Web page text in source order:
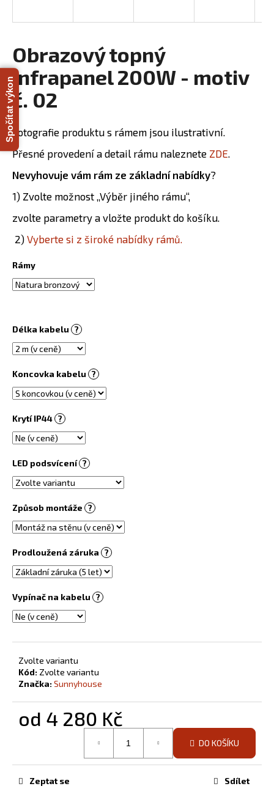
Obrazový topný
infrapanel 200W - motiv
č. 02
Fotografie produktu s rámem jsou ilustrativní.
Přesné provedení a detail rámu naleznete ZDE.
Nevyhovuje vám rám ze základní nabídky?
1) Zvolte možnost „Výběr jiného rámu“,
zvolte parametry a vložte produkt do košíku.
2) Vyberte si z široké nabídky rámů.
Rámy
Délka kabelu ?
Koncovka kabelu ?
Krytí IP44 ?
LED podsvícení ?
Způsob montáže ?
Prodloužená záruka ?
Vypínač na kabelu ?
Zvolte variantu
Kód: Zvolte variantu
Značka:Sunnyhouse
od 4 280 Kč
DO KOŠÍKU
Zeptat se Sdílet
í
t
?
D
p
o
u
č
u
m
e
OBRAZOVÝ
TOPNÝ
INFRAPANEL
-
MOTIV
Č.
6
730
Kč
Spočítat výkon